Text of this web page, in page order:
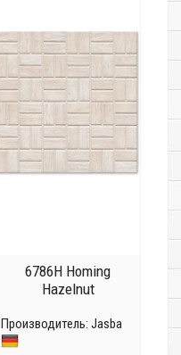
6786H Homing
Hazelnut
Производитель: Jasba